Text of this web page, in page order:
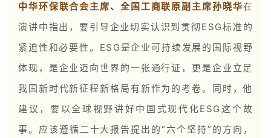
中华环保联合会主席、全国工商联原副主席孙晓华在
演讲中指出，要引导企业切实认识到贯彻ESG标准的
紧迫性和必要性。ESG是企业可持续发展的国际视野
体现，是企业迈向世界的一张通行证，更是企业立足
我国新时代新征程新格局有新作为的考卷。同时，他
建议，要以全球视野讲好中国式现代化ESG这个故
事。应该遵循二十大报告提出的“六个坚持”的方向，